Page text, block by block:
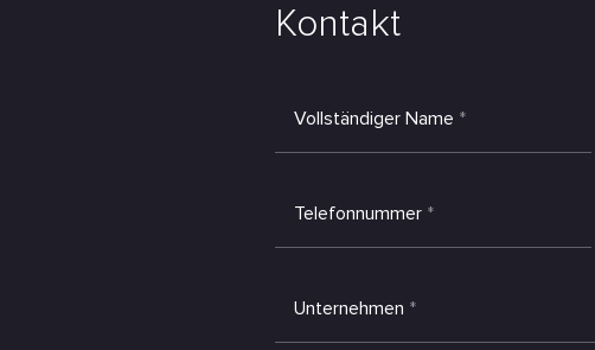
Kontakt
Vollständiger Name *
Telefonnummer *
Unternehmen *